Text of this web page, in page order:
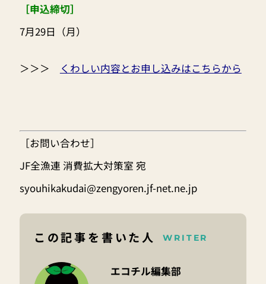
［申込締切］
7月29日（月）
＞＞＞ くわしい内容とお申し込みはこちらから
［お問い合わせ］
JF全漁連 消費拡大対策室 宛
syouhikakudai@zengyoren.jf-net.ne.jp
この記事を書いた人 WRITER
エコチル編集部